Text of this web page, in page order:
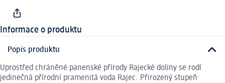
Informace o produktu
Popis produktu
Uprostřed chráněné panenské přírody Rajecké doliny se rodí
jedinečná přírodní pramenitá voda Rajec. Přirozený stupeň